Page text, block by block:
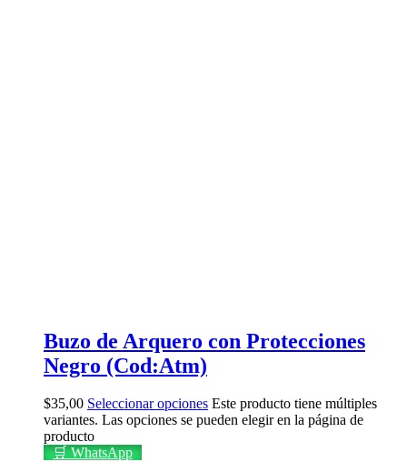
Buzo de Arquero con Protecciones
Negro (Cod:Atm)
$35,00 Seleccionar opciones Este producto tiene múltiples
variantes. Las opciones se pueden elegir en la página de
producto
🛒 WhatsApp